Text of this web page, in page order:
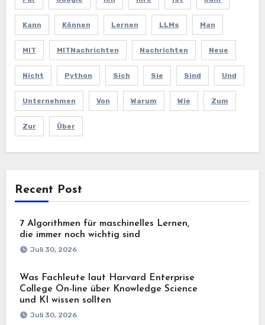
Kann Können Lernen LLMs Man
MIT MITNachrichten Nachrichten Neue
Nicht Python Sich Sie Sind Und
Unternehmen Von Warum Wie Zum
Zur Über
Recent Post
7 Algorithmen für maschinelles Lernen,
die immer noch wichtig sind
Juli 30, 2026
Was Fachleute laut Harvard Enterprise
College On-line über Knowledge Science
und KI wissen sollten
Juli 30, 2026